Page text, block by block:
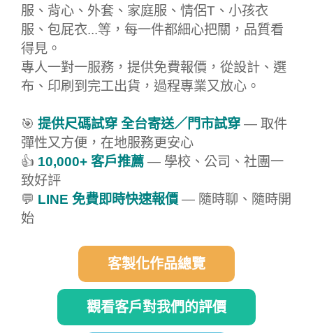
服、背心、外套、家庭服、情侶T、小孩衣
服、包屁衣...等，每一件都細心把關，品質看
得見。
專人一對一服務，提供免費報價，從設計、選
布、印刷到完工出貨，過程專業又放心。
🎯 提供尺碼試穿 全台寄送／門市試穿 — 取件
彈性又方便，在地服務更安心
👍 10,000+ 客戶推薦 — 學校、公司、社團一
致好評
💬 LINE 免費即時快速報價 — 隨時聊、隨時開
始
客製化作品總覽
觀看客戶對我們的評價